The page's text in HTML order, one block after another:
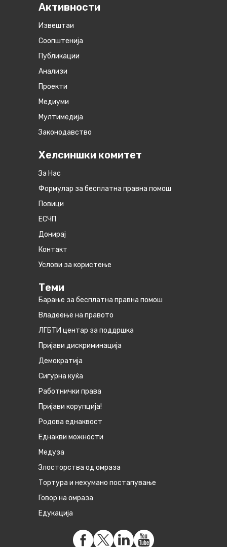
Активности
Извештаи
Соопштенија
Публикации
Анализи
Проекти
Медиуми
Мултимедија
Законодавство
Хелсиншки комитет
За Нас
Формулар за бесплатна правна помош
Повици
ЕСЧП
Донирај
Контакт
Услови за користење
Теми
Барање за бесплатна правна помош
Владеење на правото
ЛГБТИ центар за поддршка
Пријави дискриминација
Демократија
Сигурна куќа
Работнички права
Пријави корупција!
Родова еднаквост
Eднакви можности
Медуза
Злосторства од омраза
Тортура и нехумано постапување
Говор на омраза
Едукација